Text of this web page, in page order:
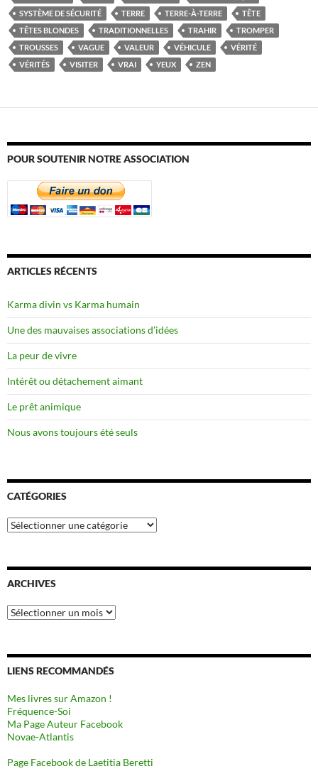
SYSTÈME DE SÉCURITÉ
TERRE TERRE-À-TERRE
TÊTE
TÊTES BLONDES
TRADITIONNELLES TRAHIR
TROMPER
TROUSSES
VAGUE VALEUR VÉHICULE
VÉRITÉ
VÉRITÉS
VISITER VRAI YEUX ZEN
POUR SOUTENIR NOTRE ASSOCIATION
ARTICLES RÉCENTS
Karma divin vs Karma humain
Une des mauvaises associations d’idées
La peur de vivre
Intérêt ou détachement aimant
Le prêt animique
Nous avons toujours été seuls
CATÉGORIES
Catégories
ARCHIVES
Archives
LIENS RECOMMANDÉS
Mes livres sur Amazon !
Fréquence-Soi
Ma Page Auteur Facebook
Novae-Atlantis
Page Facebook de Laetitia Beretti